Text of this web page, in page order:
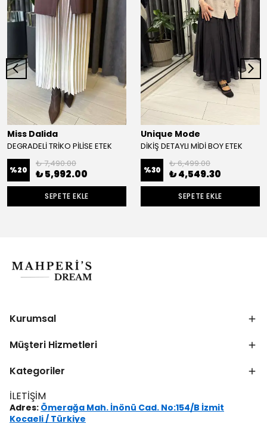
Miss Dalida
DEGRADELİ TRİKO PİLİSE ETEK
%20
₺ 7,490.00
₺ 5,992.00
SEPETE EKLE
Unique Mode
DİKİŞ DETAYLI MİDİ BOY ETEK
%30
₺ 6,499.00
₺ 4,549.30
SEPETE EKLE
Kurumsal
Müşteri Hizmetleri
Kategoriler
İLETİŞİM
Adres: Ömerağa Mah. İnönü Cad. No:154/B İzmit
Kocaeli / Türkiye